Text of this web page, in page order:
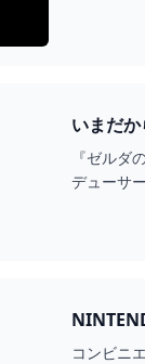
いまだ
『ゼル
デューサ
定！｜
コンビニ